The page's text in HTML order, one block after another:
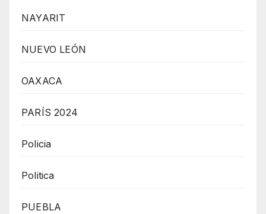
NAYARIT
NUEVO LEÓN
OAXACA
PARÍS 2024
Policia
Politica
PUEBLA